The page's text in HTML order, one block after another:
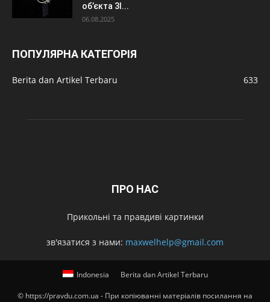
об’єкта 3I...
06.08.2025
ПОПУЛЯРНА КАТЕГОРІЯ
Berita dan Artikel Terbaru 633
ПРО НАС
Прикольні та правдиві картинки
зв'язатися з нами: maxwelhelp@gmail.com
Indonesia Berita dan Artikel Terbaru
© https://pravdu.com.ua - При копіюванні матеріалів посилання на